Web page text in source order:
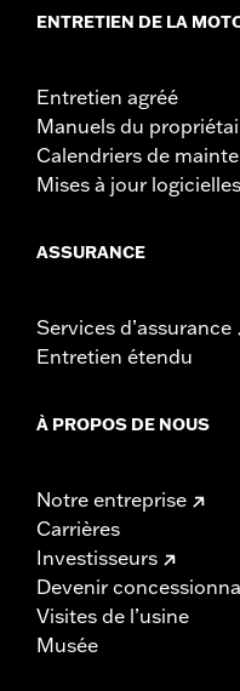
ENTRETIEN DE LA
Entretien agréé
Manuels du
Calendriers de
Mises à jour logicielles
ASSURANCE
Services d’assurance
Entretien étendu
À PROPOS DE NOUS
Notre entreprise
Carrières
Investisseurs
Devenir
Visites de l’usine
Musée